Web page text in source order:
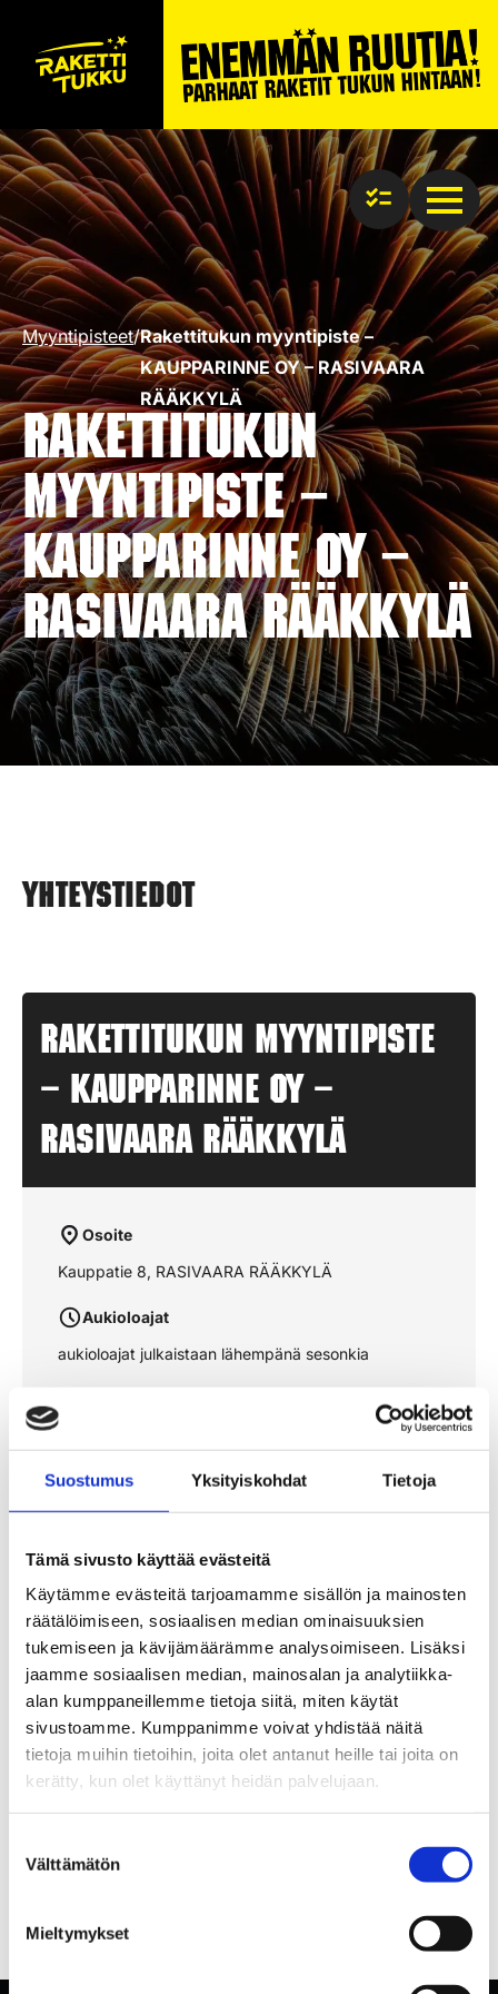
Suostumus Yksityiskohdat Tietoja
Tämä sivusto käyttää evästeitä
Käytämme evästeitä tarjoamamme sisällön ja mainosten
räätälöimiseen, sosiaalisen median ominaisuuksien
tukemiseen ja kävijämäärämme analysoimiseen. Lisäksi
jaamme sosiaalisen median, mainosalan ja analytiikka-
alan kumppaneillemme tietoja siitä, miten käytät
sivustoamme. Kumppanimme voivat yhdistää näitä
tietoja muihin tietoihin, joita olet antanut heille tai joita on
kerätty, kun olet käyttänyt heidän palvelujaan.
valinta
Välttämätön
Mieltymykset
Myyntipisteet/Rakettitukun myyntipiste –
KAUPPARINNE OY – RASIVAARA
RÄÄKKYLÄ
Rakettitukun
myyntipiste –
KAUPPARINNE OY –
RASIVAARA RÄÄKKYLÄ
Yhteystiedot
Rakettitukun myyntipiste
– KAUPPARINNE OY –
RASIVAARA RÄÄKKYLÄ
Osoite
Kauppatie 8, RASIVAARA RÄÄKKYLÄ
Aukioloajat
aukioloajat julkaistaan lähempänä sesonkia
Katso reitti kartalta